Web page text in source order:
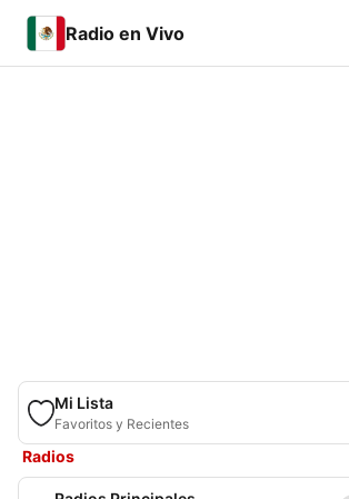
Radio en Vivo
Mi Lista
Favoritos y Recientes
Radios